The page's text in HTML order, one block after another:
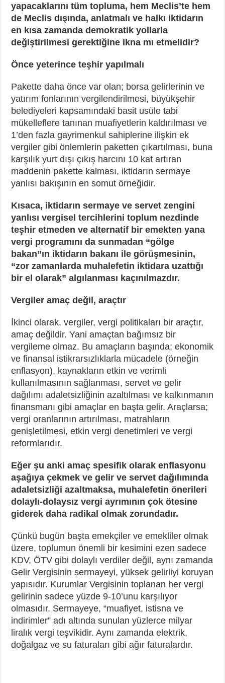
yapacaklarını tüm topluma, hem Meclis’te hem
de Meclis dışında, anlatmalı ve halkı iktidarın
en kısa zamanda demokratik yollarla
değiştirilmesi gerektiğine ikna mı etmelidir?
Önce yeterince teşhir yapılmalı
Pakette daha önce var olan; borsa gelirlerinin ve
yatırım fonlarının vergilendirilmesi, büyükşehir
belediyeleri kapsamındaki basit usüle tabi
mükelleflere tanınan muafiyetlerin kaldırılması ve
1’den fazla gayrimenkul sahiplerine ilişkin ek
vergiler gibi önlemlerin paketten çıkartılması, buna
karşılık yurt dışı çıkış harcını 10 kat artıran
maddenin pakette kalması, iktidarın sermaye
yanlısı bakışının en somut örneğidir.
Kısaca, iktidarın sermaye ve servet zengini
yanlısı vergisel tercihlerini toplum nezdinde
teşhir etmeden ve alternatif bir emekten yana
vergi programını da sunmadan “gölge
bakan”ın iktidarın bakanı ile görüşmesinin,
“zor zamanlarda muhalefetin iktidara uzattığı
bir el olarak” algılanması kaçınılmazdır.
Vergiler amaç değil, araçtır
İkinci olarak, vergiler, vergi politikaları bir araçtır,
amaç değildir. Yani amaçtan bağımsız bir
vergileme olmaz. Bu amaçların başında; ekonomik
ve finansal istikrarsızlıklarla mücadele (örneğin
enflasyon), kaynakların etkin ve verimli
kullanılmasının sağlanması, servet ve gelir
dağılımı adaletsizliğinin azaltılması ve kalkınmanın
finansmanı gibi amaçlar en başta gelir. Araçlarsa;
vergi oranlarının artırılması, matrahların
genişletilmesi, etkin vergi denetimleri ve vergi
reformlarıdır.
Eğer şu anki amaç spesifik olarak enflasyonu
aşağıya çekmek ve gelir ve servet dağılımında
adaletsizliği azaltmaksa, muhalefetin önerileri
dolaylı-dolaysız vergi ayrımının çok ötesine
giderek daha radikal olmak zorundadır.
Çünkü bugün başta emekçiler ve emekliler olmak
üzere, toplumun önemli bir kesimini ezen sadece
KDV, ÖTV gibi dolaylı verdiler değil, aynı zamanda
Gelir Vergisinin sermayeyi, yüksek gelirliyi koruyan
yapısıdır. Kurumlar Vergisinin toplanan her vergi
gelirinin sadece yüzde 9-10’unu karşılıyor
olmasıdır. Sermayeye, “muafiyet, istisna ve
indirimler” adı altında sunulan yüzlerce milyar
liralık vergi teşvikidir. Aynı zamanda elektrik,
doğalgaz ve su faturaları gibi ağır faturalardır.